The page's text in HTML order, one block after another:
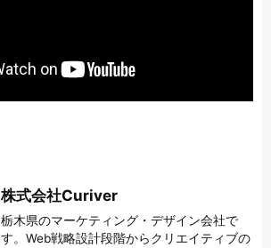
株式会社Curiver
栃木県のマーケティング・デザイン会社で
す。Web戦略設計段階からクリエイティブの